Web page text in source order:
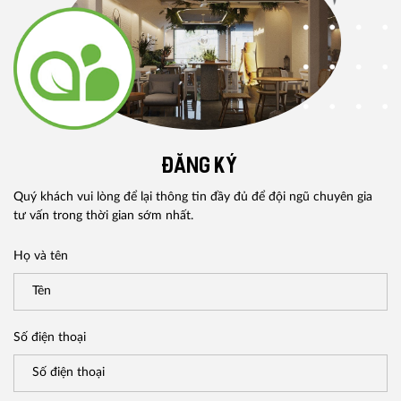
ĐĂNG KÝ
Quý khách vui lòng để lại thông tin đầy đủ để đội ngũ chuyên gia
tư vấn trong thời gian sớm nhất.
Họ và tên
Số điện thoại